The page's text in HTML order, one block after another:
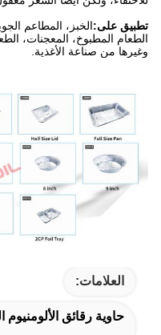
تطبيق على:الخبز، المطاعم
الطعام المطبوخ، المعجنات،
وغيرها من صناعة الأغذية.
العلامات:
حاوية رقائق